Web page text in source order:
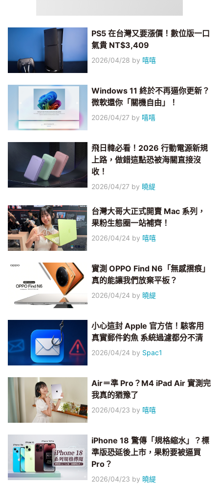
PS5 在台灣又要漲價！數位版一口
氣貴 NT$3,409
2026/04/28 by 嘻嘻
Windows 11 終於不再逼你更新？
微軟還你「關機自由」！
2026/04/27 by 嘻嘻
飛日韓必看！2026 行動電源新規
上路，做錯這點恐被海關直接沒
收！
2026/04/27 by 曉緹
台灣大哥大正式開賣 Mac 系列，
果粉生態圈一站補齊！
2026/04/24 by 嘻嘻
實測 OPPO Find N6「無感摺痕」
真的能讓我們放棄平板？
2026/04/24 by 曉緹
小心這封 Apple 官方信！駭客用
真實郵件釣魚 系統過濾都分不清
2026/04/24 by Spac1
Air＝準 Pro？M4 iPad Air 實測完
我真的猶豫了
2026/04/23 by 嘻嘻
iPhone 18 驚傳「規格縮水」？標
準版恐延後上市，果粉要被逼買
Pro？
2026/04/23 by 曉緹